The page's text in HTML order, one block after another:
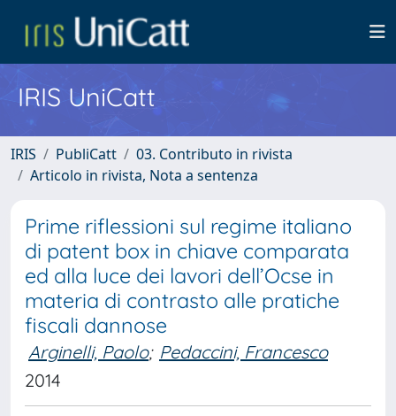
IRIS UniCatt
IRIS PubliCatt
03. Contributo in rivista
Articolo in rivista, Nota a sentenza
Prime riflessioni sul regime italiano
di patent box in chiave comparata
ed alla luce dei lavori dell’Ocse in
materia di contrasto alle pratiche
fiscali dannose
Arginelli, Paolo; Pedaccini, Francesco
2014